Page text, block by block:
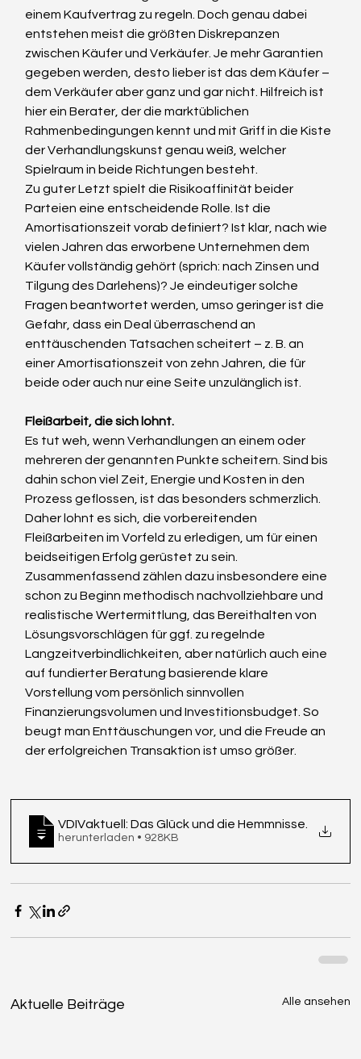
einem Kaufvertrag zu regeln. Doch genau dabei
entstehen meist die größten Diskrepanzen
zwischen Käufer und Verkäufer. Je mehr Garantien
gegeben werden, desto lieber ist das dem Käufer –
dem Verkäufer aber ganz und gar nicht. Hilfreich ist
hier ein Berater, der die marktüblichen
Rahmenbedingungen kennt und mit Griff in die Kiste
der Verhandlungskunst genau weiß, welcher
Spielraum in beide Richtungen besteht.
Zu guter Letzt spielt die Risikoaffinität beider
Parteien eine entscheidende Rolle. Ist die
Amortisationszeit vorab definiert? Ist klar, nach wie
vielen Jahren das erworbene Unternehmen dem
Käufer vollständig gehört (sprich: nach Zinsen und
Tilgung des Darlehens)? Je eindeutiger solche
Fragen beantwortet werden, umso geringer ist die
Gefahr, dass ein Deal überraschend an
enttäuschenden Tatsachen scheitert – z. B. an
einer Amortisationszeit von zehn Jahren, die für
beide oder auch nur eine Seite unzulänglich ist.
Fleißarbeit, die sich lohnt.
Es tut weh, wenn Verhandlungen an einem oder
mehreren der genannten Punkte scheitern. Sind bis
dahin schon viel Zeit, Energie und Kosten in den
Prozess geflossen, ist das besonders schmerzlich.
Daher lohnt es sich, die vorbereitenden
Fleißarbeiten im Vorfeld zu erledigen, um für einen
beidseitigen Erfolg gerüstet zu sein.
Zusammenfassend zählen dazu insbesondere eine
schon zu Beginn methodisch nachvollziehbare und
realistische Wertermittlung, das Bereithalten von
Lösungsvorschlägen für ggf. zu regelnde
Langzeitverbindlichkeiten, aber natürlich auch eine
auf fundierter Beratung basierende klare
Vorstellung vom persönlich sinnvollen
Finanzierungsvolumen und Investitionsbudget. So
beugt man Enttäuschungen vor, und die Freude an
der erfolgreichen Transaktion ist umso größer.
VDIVaktuell: Das Glück und die Hemmnisse
herunterladen • 928KB
Aktuelle Beiträge Alle ansehen